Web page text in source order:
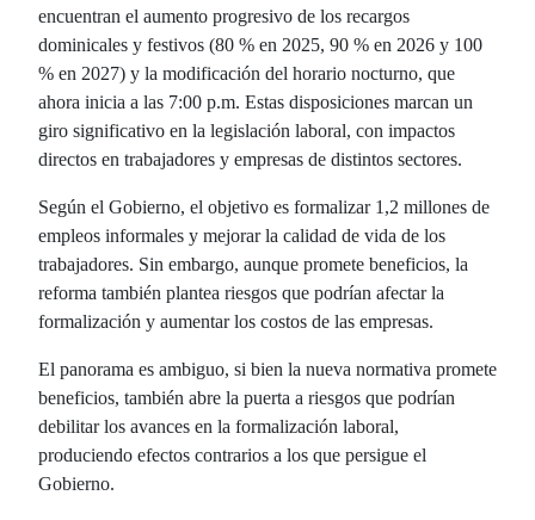
encuentran el aumento progresivo de los recargos
dominicales y festivos (80 % en 2025, 90 % en 2026 y 100
% en 2027) y la modificación del horario nocturno, que
ahora inicia a las 7:00 p.m. Estas disposiciones marcan un
giro significativo en la legislación laboral, con impactos
directos en trabajadores y empresas de distintos sectores.
Según el Gobierno, el objetivo es formalizar 1,2 millones de
empleos informales y mejorar la calidad de vida de los
trabajadores. Sin embargo, aunque promete beneficios, la
reforma también plantea riesgos que podrían afectar la
formalización y aumentar los costos de las empresas.
El panorama es ambiguo, si bien la nueva normativa promete
beneficios, también abre la puerta a riesgos que podrían
debilitar los avances en la formalización laboral,
produciendo efectos contrarios a los que persigue el
Gobierno.